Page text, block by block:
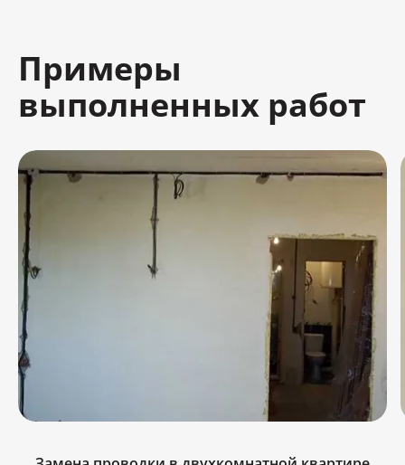
Примеры
выполненных работ